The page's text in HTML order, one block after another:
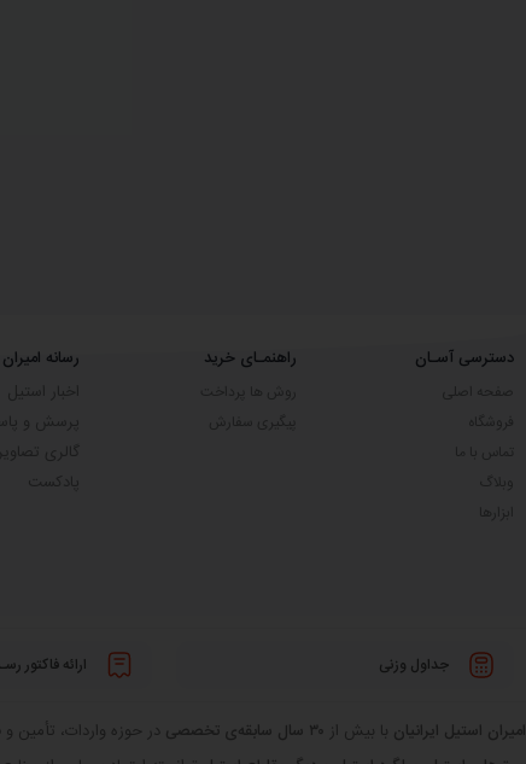
دسترسی آسـان راهنمـای خرید
رسانه
جداول وزنی ارائه فاکتور
امیران استیل ایرانیان با بیش از ۳۰ سال سابقه‌ی تخصصی
در حوزه واردات، تأمین